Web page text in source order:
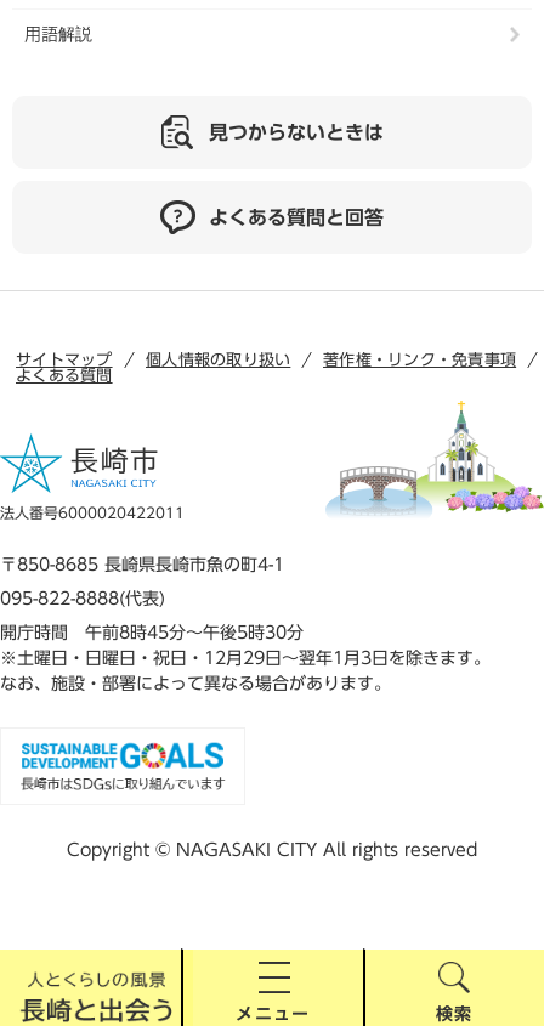
メニュー 検索
用語解説
見つからないときは
よくある質問と回答
サイトマップ 個人情報の取り扱い
著作権・リンク・免責事項
よくある質問
法人番号6000020422011
〒850-8685 長崎県長崎市魚の町4-1
095-822-8888(代表)
開庁時間 午前8時45分～午後5時30分
※土曜日・日曜日・祝日・12月29日～翌年1月3日を除きます。
なお、施設・部署によって異なる場合があります。
Copyright © NAGASAKI CITY All rights reserved